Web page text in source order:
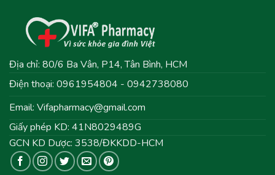
Địa chỉ: 80/6 Ba Vân, P14, Tân Bình, HCM
Điện thoại: 0961954804 - 0942738080
Email: Vifapharmacy@gmail.com
Giấy phép KD: 41N8029489G
GCN KD Dược: 3538/ĐKKDD-HCM